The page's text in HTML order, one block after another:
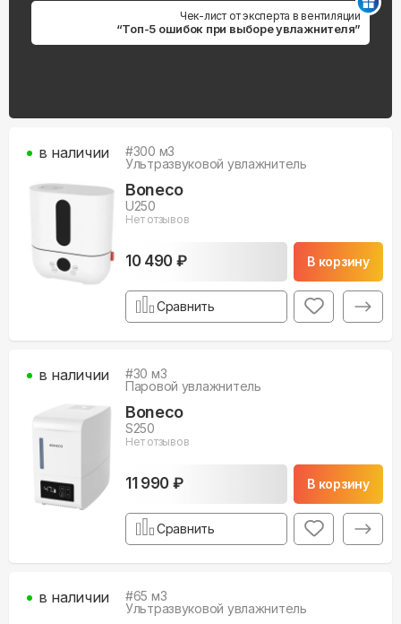
#300 м3
Ультразвуковой увлажнитель
Boneco
U250
Нет отзывов
10 490 ₽ В корзину
в наличии
Сравнить
#30 м3
Паровой увлажнитель
Boneco
S250
Нет отзывов
11 990 ₽ В корзину
в наличии
Сравнить
#65 м3
Ультразвуковой увлажнитель
в наличии
Чек-лист от эксперта в вентиляции
“Топ-5 ошибок при выборе увлажнителя”